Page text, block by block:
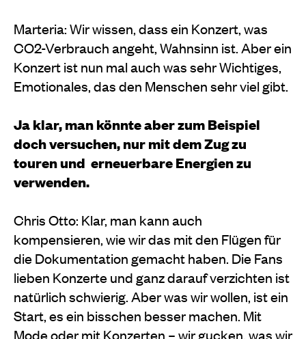
Marteria: Wir wissen, dass ein Konzert, was
CO2-Verbrauch angeht, Wahnsinn ist. Aber ein
Konzert ist nun mal auch was sehr Wichtiges,
Emotionales, das den Menschen sehr viel gibt.
Ja klar, man könnte aber zum Beispiel
doch versuchen, nur mit dem Zug zu
touren und erneuerbare Energien zu
verwenden.
Chris Otto: Klar, man kann auch
kompensieren, wie wir das mit den Flügen für
die Dokumentation gemacht haben. Die Fans
lieben Konzerte und ganz darauf verzichten ist
natürlich schwierig. Aber was wir wollen, ist ein
Start, es ein bisschen besser machen. Mit
Mode oder mit Konzerten – wir gucken, was wir